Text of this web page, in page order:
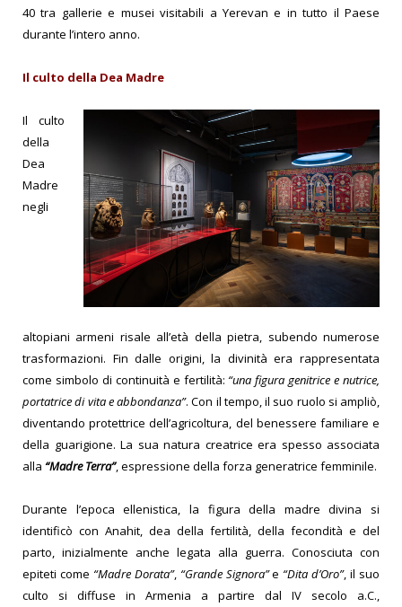
40 tra gallerie e musei visitabili a Yerevan e in tutto il Paese
durante l’intero anno.
Il culto della Dea Madre
Il culto
della
Dea
Madre
negli
altopiani armeni risale all’età della pietra, subendo numerose
trasformazioni. Fin dalle origini, la divinità era rappresentata
come simbolo di continuità e fertilità: “una figura genitrice e nutrice,
portatrice di vita e abbondanza”. Con il tempo, il suo ruolo si ampliò,
diventando protettrice dell’agricoltura, del benessere familiare e
della guarigione. La sua natura creatrice era spesso associata
alla “Madre Terra”, espressione della forza generatrice femminile.
Durante l’epoca ellenistica, la figura della madre divina si
identificò con Anahit, dea della fertilità, della fecondità e del
parto, inizialmente anche legata alla guerra. Conosciuta con
epiteti come “Madre Dorata”, “Grande Signora”e “Dita d’Oro”, il suo
culto si diffuse in Armenia a partire dal IV secolo a.C.,